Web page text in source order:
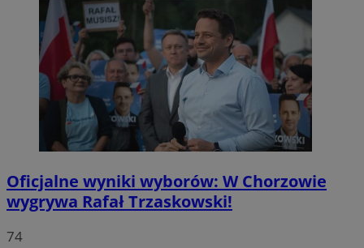
Oficjalne wyniki wyborów: W Chorzowie
wygrywa Rafał Trzaskowski!
74